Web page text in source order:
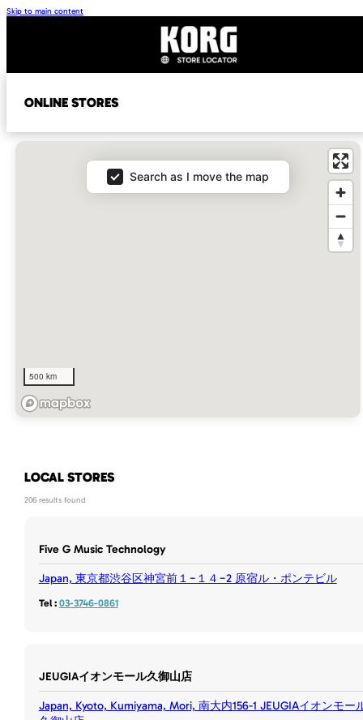
Skip to main content
ONLINE STORES
LOCAL STORES
206 results found
Five G Music Technology
Japan, 東京都渋谷区神宮前１−１４−2 原宿ル・ポンテビル
Tel : 03-3746-0861
JEUGIAイオンモール久御山店
Japan, Kyoto, Kumiyama, Mori, 南大内156-1 JEUGIAイオンモー
Map
500 km
Search as I move the map